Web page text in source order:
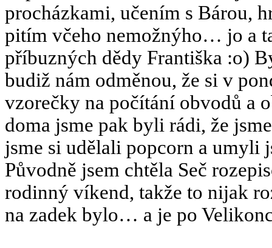
procházkami, učením s Bárou,
pitím včeho nemožnýho… jo a
příbuzných dědy Františka :o)
budiž nám odměnou, že si v
vzorečky na počítání obvodů a
doma jsme pak byli rádi, že
jsme si udělali popcorn a umyli
Původně jsem chtěla Seč
rodinný víkend, takže to nijak
na zadek bylo… a je po